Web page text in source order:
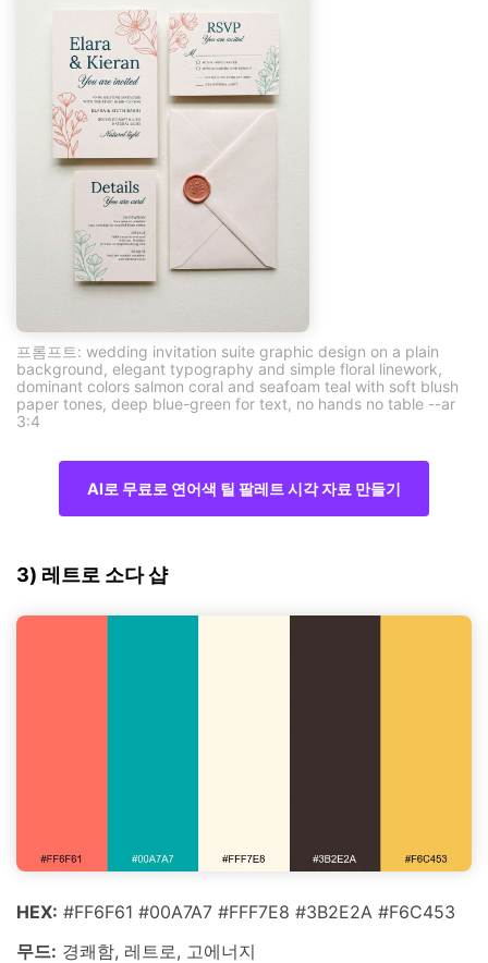
프롬프트: wedding invitation suite graphic design on a plain
background, elegant typography and simple floral linework,
dominant colors salmon coral and seafoam teal with soft blush
paper tones, deep blue-green for text, no hands no table --ar
3:4
AI로 무료로 연어색 틸 팔레트 시각 자료 만들기
3) 레트로 소다 샵
HEX: #FF6F61 #00A7A7 #FFF7E8 #3B2E2A #F6C453
무드: 경쾌함, 레트로, 고에너지